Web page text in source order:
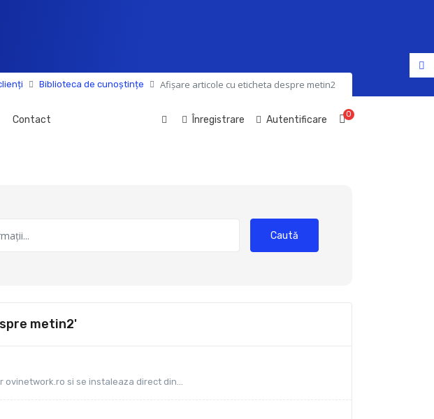
Biblioteca de cunoștințe Afișare articole cu eticheta despre metin2
Contact Înregistrare Autentificare 0Coș de
Caută
metin2'
si se instaleaza direct din...